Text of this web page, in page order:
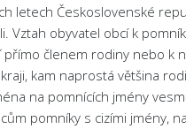
letech Československé
Vztah obyvatel obcí k
přímo členem rodiny nebo k
kam naprostá většina
na pomnících jmény
pomníky s cizími jmény,